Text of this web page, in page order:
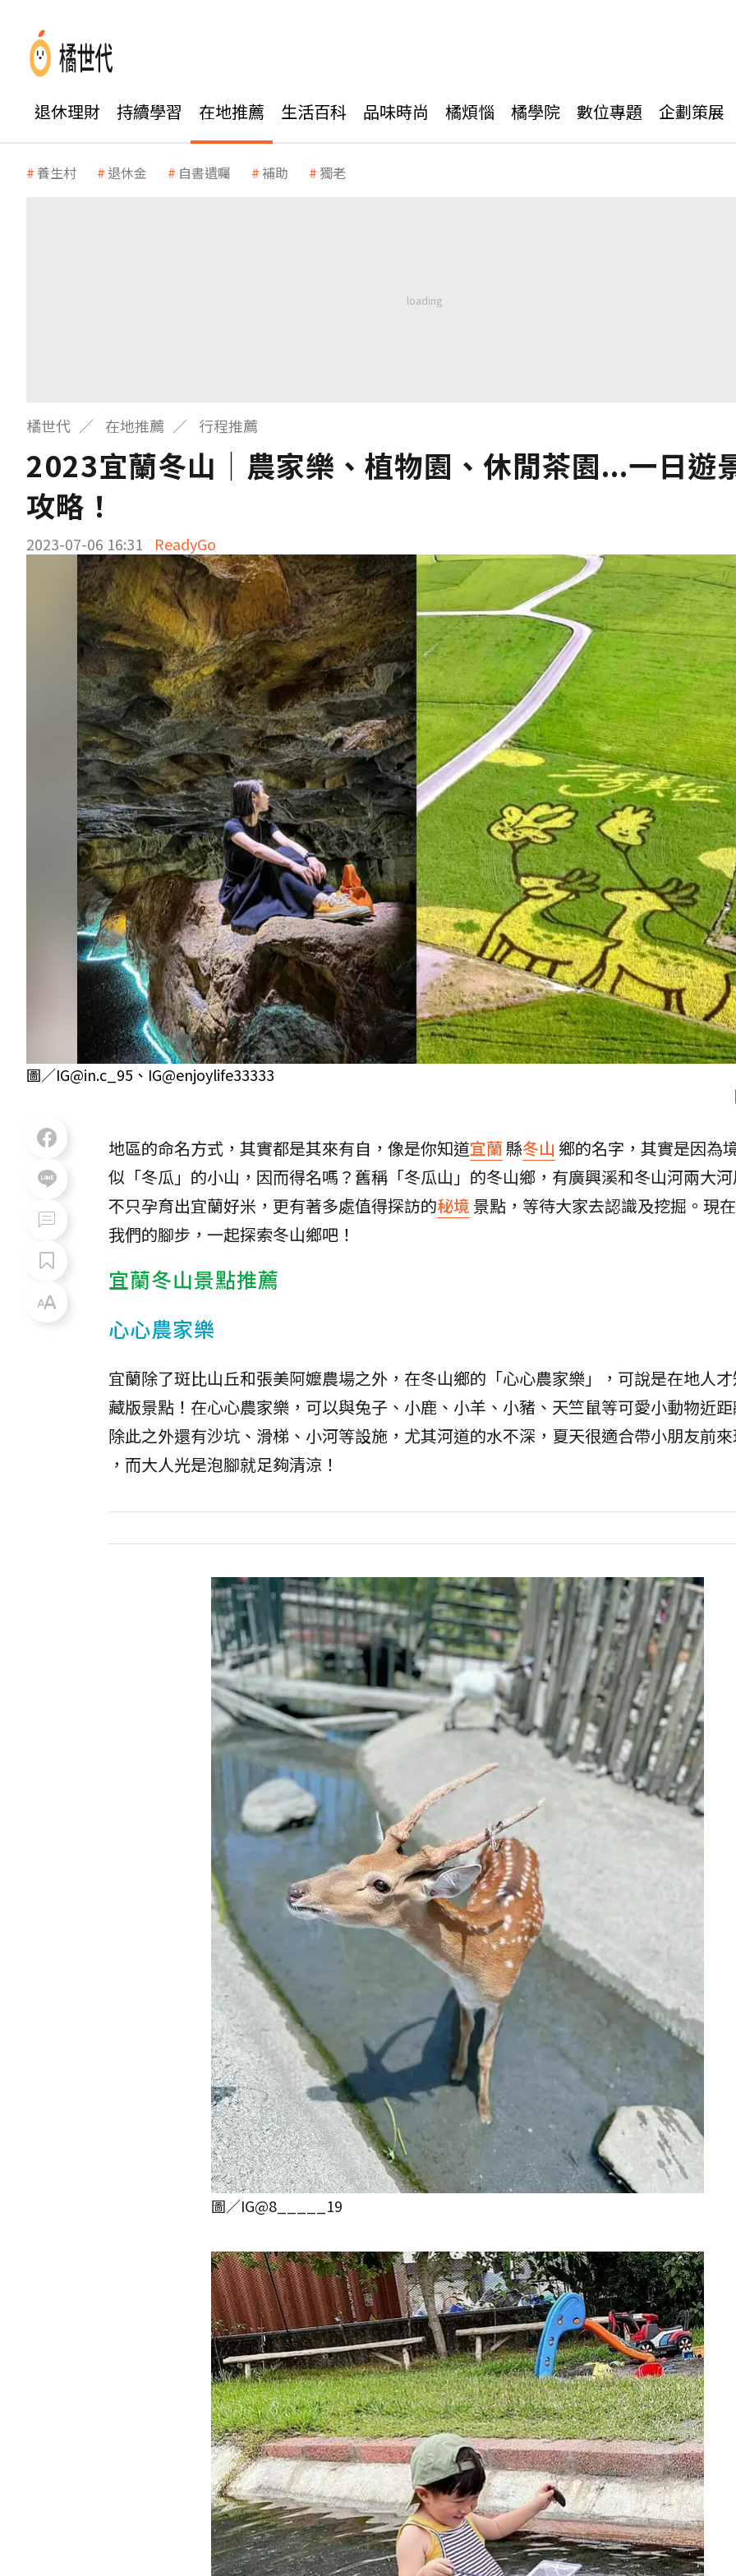
退休理財 持續學習 在地推薦 生活百科 品味時尚 橘煩惱 橘學院 數位專題 企劃策展
養生村 退休金 自書遺囑 補助 獨老
橘世代 在地推薦 行程推薦
2023宜蘭冬山│農家樂、植物園、休閒茶園...一日遊
攻略！
2023-07-06 16:31 ReadyGo
圖／IG@in.c_95、IG@enjoylife33333
地區的命名方式，其實都是其來有自，像是你知道宜蘭縣冬山 鄉的名字，其實是因為
似「冬瓜」的小山，因而得名嗎？舊稱「冬瓜山」的冬山鄉，有廣興溪和冬山河兩大
不只孕育出宜蘭好米，更有著多處值得探訪的秘境 景點，等待大家去認識及挖掘。現
我們的腳步，一起探索冬山鄉吧！
宜蘭冬山景點推薦
心心農家樂
宜蘭除了斑比山丘和張美阿嬤農場之外，在冬山鄉的「心心農家樂」，可說是在地人
藏版景點！在心心農家樂，可以與兔子、小鹿、小羊、小豬、天竺鼠等可愛小動物近
除此之外還有沙坑、滑梯、小河等設施，尤其河道的水不深，夏天很適合帶小朋友前
，而大人光是泡腳就足夠清涼！
圖／IG@8_____19